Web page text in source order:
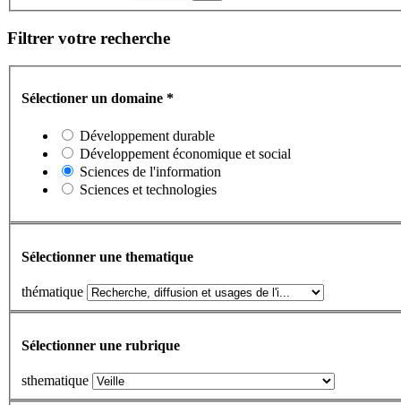
Filtrer votre recherche
Sélectioner un domaine *
Développement durable
Développement économique et social
Sciences de l'information
Sciences et technologies
Sélectionner une thematique
thématique
Sélectionner une rubrique
sthematique